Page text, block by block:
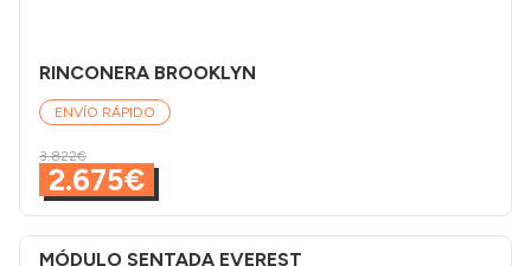
RINCONERA BROOKLYN
ENVÍO RÁPIDO
3.822€
2.675€
MÓDULO SENTADA EVEREST